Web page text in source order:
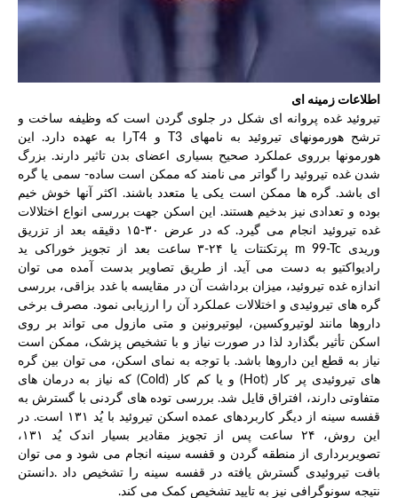
اطلاعات زمینه ای
تیروئید غده پروانه ای شکل در جلوی گردن است که وظیفه ساخت و
ترشح هورمونهای تیروئید به نامهای T3 و T4را به عهده دارد. این
هورمونها برروی عملکرد صحیح بسیاری اعضای بدن تاثیر دارند. بزرگ
شدن غده تیروئید را گواتر می نامند که ممکن است ساده- سمی یا گره
ای باشد. گره ها ممکن است یکی یا متعدد باشند. اکثر آنها خوش خیم
بوده و تعدادی نیز بدخیم هستند. این اسکن جهت بررسی انواع اختلالات
غده تیروئید انجام می گیرد. که در عرض ۳۰-۱۵ دقیقه بعد از تزریق
وریدی m 99-Tc پرتکنتات یا ۲۴-۳ ساعت بعد از تجویز خوراکی ید
رادیواکتیو به دست می آید. از طریق تصاویر بدست آمده می توان
اندازه غده تیروئید، میزان برداشت آن در مقایسه با غدد بزاقی، بررسی
گره های تیروئیدی و اختلالات عملکرد آن را ارزیابی نمود. مصرف برخی
داروها مانند لوتیروکسین، لیوتیرونین و متی مازول می تواند بر روی
اسکن تأثیر بگذارد لذا در صورت نیاز و با تشخیص پزشک، ممکن است
نیاز به قطع این داروها باشد. با توجه به نمای اسکن، می توان بین گره
های تیروئیدی پر کار (Hot) و یا کم کار (Cold) که نیاز به درمان های
متفاوتی دارند، افتراق قایل شد. بررسی توده های گردنی با گسترش به
قفسه سینه از دیگر کاربردهای عمده اسکن تیروئید با یُد ۱۳۱ است. در
این روش، ۲۴ ساعت پس از تجویز مقادیر بسیار اندک یُد ۱۳۱،
تصویربرداری از منطقه گردن و قفسه سینه انجام می شود و می توان
بافت تیروئیدی گسترش یافته در قفسه سینه را تشخیص داد .دانستن
نتیجه سونوگرافی نیز به تایید تشخیص کمک می کند.